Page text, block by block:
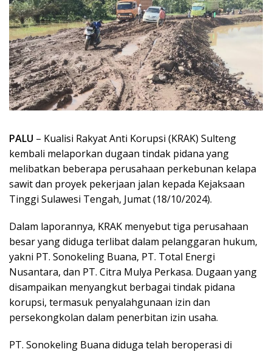
PALU – Kualisi Rakyat Anti Korupsi (KRAK) Sulteng
kembali melaporkan dugaan tindak pidana yang
melibatkan beberapa perusahaan perkebunan kelapa
sawit dan proyek pekerjaan jalan kepada Kejaksaan
Tinggi Sulawesi Tengah, Jumat (18/10/2024).
Dalam laporannya, KRAK menyebut tiga perusahaan
besar yang diduga terlibat dalam pelanggaran hukum,
yakni PT. Sonokeling Buana, PT. Total Energi
Nusantara, dan PT. Citra Mulya Perkasa. Dugaan yang
disampaikan menyangkut berbagai tindak pidana
korupsi, termasuk penyalahgunaan izin dan
persekongkolan dalam penerbitan izin usaha.
PT. Sonokeling Buana diduga telah beroperasi di